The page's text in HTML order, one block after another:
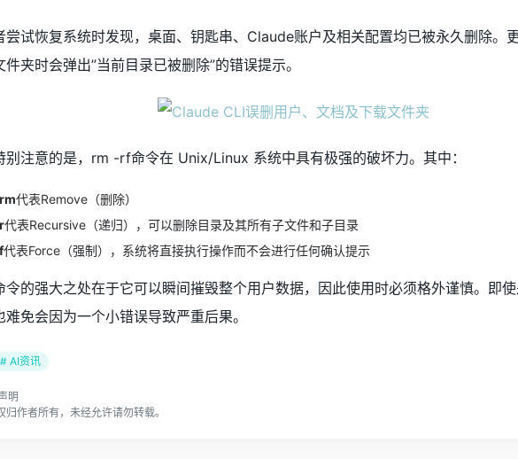
尝试恢复系统时发现，桌面、钥匙串、Claude账户及相关配置均已被永久删除。
件夹时会弹出”当前目录已被删除”的错误提示。
别注意的是，rm -rf命令在 Unix/Linux 系统中具有极强的破坏力。其中：
rm代表Remove（删除）
r代表Recursive（递归），可以删除目录及其所有子文件和子目录
f代表Force（强制），系统将直接执行操作而不会进行任何确认提示
令的强大之处在于它可以瞬间摧毁整个用户数据，因此使用时必须格外谨慎。即
难免会因为一个小错误导致严重后果。
# AI资讯
明
归作者所有，未经允许请勿转载。